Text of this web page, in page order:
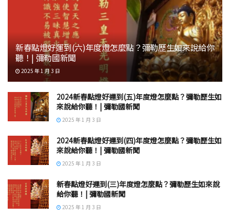
新春點燈好運到(六)年度燈怎麼點？彌勒歷生如來說給你
聽！| 彌勒國新聞
2025 年 1 月 3 日
2024新春點燈好運到(五)年度燈怎麼點？彌勒歷生如
來說給你聽！| 彌勒國新聞
2025 年 1 月 3 日
2024新春點燈好運到(四)年度燈怎麼點？彌勒歷生如
來說給你聽！| 彌勒國新聞
2025 年 1 月 3 日
新春點燈好運到(三)年度燈怎麼點？彌勒歷生如來說
給你聽！| 彌勒國新聞
2025 年 1 月 3 日